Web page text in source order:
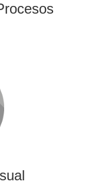
y edición
vídeos
de eventos.